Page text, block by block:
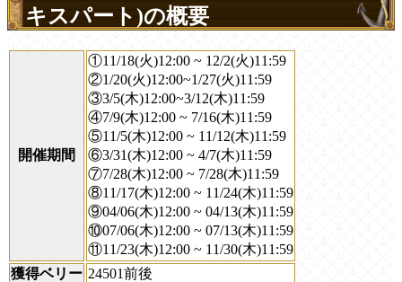
キスパート)の概要
開催期間
①11/18(火)12:00 ~ 12/2(火)11:59
②1/20(火)12:00~1/27(火)11:59
③3/5(木)12:00~3/12(木)11:59
④7/9(木)12:00 ~ 7/16(木)11:59
⑤11/5(木)12:00 ~ 11/12(木)11:59
⑥3/31(木)12:00 ~ 4/7(木)11:59
⑦7/28(木)12:00 ~ 7/28(木)11:59
⑧11/17(木)12:00 ~ 11/24(木)11:59
⑨04/06(木)12:00 ~ 04/13(木)11:59
⑩07/06(木)12:00 ~ 07/13(木)11:59
⑪11/23(木)12:00 ~ 11/30(木)11:59
獲得ベリー 24501前後